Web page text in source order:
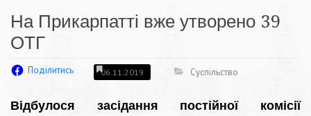
На Прикарпатті вже утворено 39
ОТГ
Поділитись 06.11.2019 Суспільство
Відбулося засідання постійної комісії